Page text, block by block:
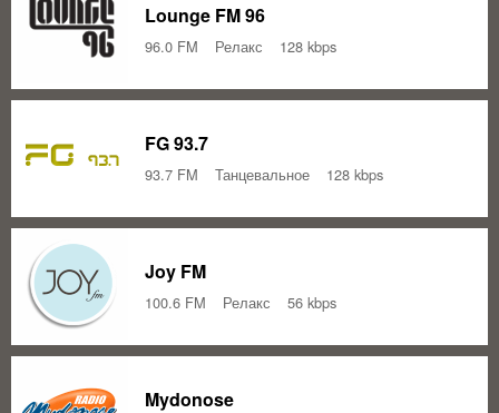
Lounge FM 96
96.0 FM Релакс 128 kbps
FG 93.7
93.7 FM Танцевальное 128 kbps
Joy FM
100.6 FM Релакс 56 kbps
Mydonose